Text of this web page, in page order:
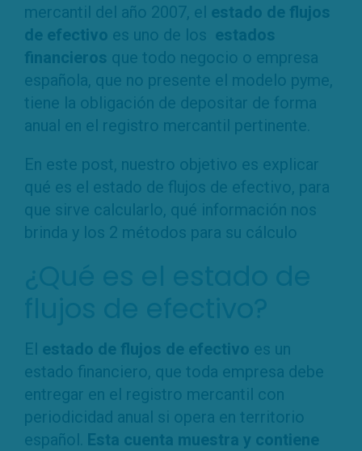
mercantil del año 2007, el estado de flujos
de efectivo es uno de los estados
financieros que todo negocio o empresa
española, que no presente el modelo pyme,
tiene la obligación de depositar de forma
anual en el registro mercantil pertinente.
En este post, nuestro objetivo es explicar
qué es el estado de flujos de efectivo, para
que sirve calcularlo, qué información nos
brinda y los 2 métodos para su cálculo
El estado de flujos de efectivo es un
estado financiero, que toda empresa debe
entregar en el registro mercantil con
periodicidad anual si opera en territorio
español. Esta cuenta muestra y contiene